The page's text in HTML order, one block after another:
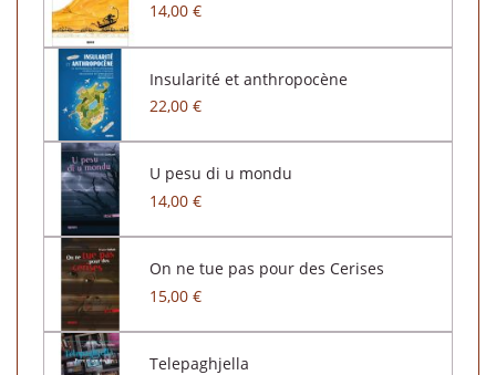
14,00 €
Insularité et anthropocène
22,00 €
U pesu di u mondu
14,00 €
On ne tue pas pour des Cerises
15,00 €
Telepaghjella